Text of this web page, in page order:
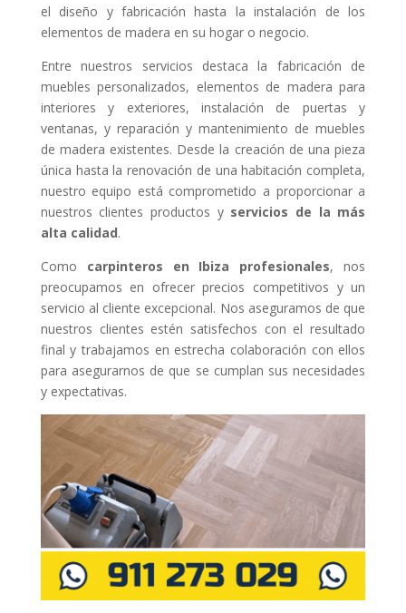
el diseño y fabricación hasta la instalación de los
elementos de madera en su hogar o negocio.
Entre nuestros servicios destaca la fabricación de
muebles personalizados, elementos de madera para
interiores y exteriores, instalación de puertas y
ventanas, y reparación y mantenimiento de muebles
de madera existentes. Desde la creación de una pieza
única hasta la renovación de una habitación completa,
nuestro equipo está comprometido a proporcionar a
nuestros clientes productos y servicios de la más
alta calidad.
Como carpinteros en Ibiza profesionales, nos
preocupamos en ofrecer precios competitivos y un
servicio al cliente excepcional. Nos aseguramos de que
nuestros clientes estén satisfechos con el resultado
final y trabajamos en estrecha colaboración con ellos
para asegurarnos de que se cumplan sus necesidades
y expectativas.